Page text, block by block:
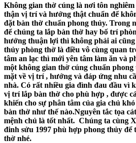
Không gian thờ cúng là nơi tôn
thận vị trí và hướng thật chuẩn để
đặt bàn thờ chuẩn phong thủy. Trong
để chúng ta lắp bàn thờ hay bố trí
hướng thuận lợi thì không phải ai
thủy phòng thờ là điều vô cùng quan
tâm an lạc thì mới yên tâm làm ăn và
một không gian thờ cúng chuẩn
mặt về vị trí , hướng và đáp ứng nhu
nhà. Có rất nhiều gia đình đau đầu vì
vị trí lắp bàn thờ cho phù hợp , được
khiến cho sự phân tâm của gia chủ
bàn thờ như thế nào.Nguyên tắc tọa
mệnh chủ là tốt nhất. Chúng ta cùng
đinh sửu 1997 phù hợp phong thủy để
thờ nhé.